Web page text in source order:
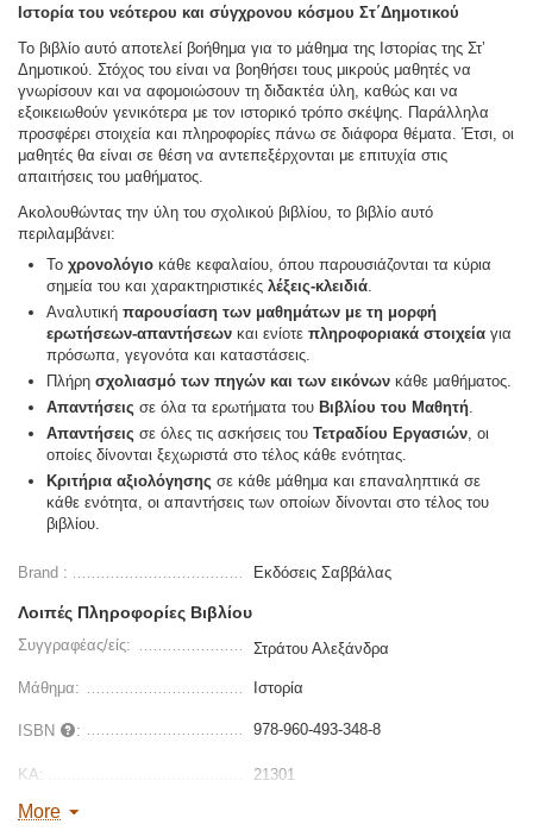
Ιστορία του νεότερου και σύγχρονου κόσμου Στ΄Δημοτικού
Το βιβλίο αυτό αποτελεί βοήθημα για το μάθημα της Ιστορίας της Στ’
Δημοτικού. Στόχος του είναι να βοηθήσει τους μικρούς μαθητές να
γνωρίσουν και να αφομοιώσουν τη διδακτέα ύλη, καθώς και να
εξοικειωθούν γενικότερα με τον ιστορικό τρόπο σκέψης. Παράλληλα
προσφέρει στοιχεία και πληροφορίες πάνω σε διάφορα θέματα. Έτσι, οι
μαθητές θα είναι σε θέση να αντεπεξέρχονται με επιτυχία στις
απαιτήσεις του μαθήματος.
Ακολουθώντας την ύλη του σχολικού βιβλίου, το βιβλίο αυτό
περιλαμβάνει:
Τοχρονολόγιο κάθε κεφαλαίου, όπου παρουσιάζονται τα κύρια
σημεία του και χαρακτηριστικέςλέξεις-κλειδιά.
Αναλυτικήπαρουσίαση των μαθημάτων με τη μορφή
ερωτήσεων-απαντήσεων και ενίοτεπληροφοριακά στοιχεία για
πρόσωπα, γεγονότα και καταστάσεις.
Πλήρησχολιασμό των πηγών και των εικόνων κάθε μαθήματος.
Απαντήσεις σε όλα τα ερωτήματα του Βιβλίου του Μαθητή.
Απαντήσεις σε όλες τις ασκήσεις τουΤετραδίου Εργασιών, οι
οποίες δίνονται ξεχωριστά στο τέλος κάθε ενότητας.
Κριτήρια αξιολόγησης σε κάθε μάθημα και επαναληπτικά σε
κάθε ενότητα, οι απαντήσεις των οποίων δίνονται στο τέλος του
βιβλίου.
Brand : Εκδόσεις Σαββάλας
Λοιπές Πληροφορίες Βιβλίου
Συγγραφέας/είς: Στράτου Αλεξάνδρα
Μάθημα: Ιστορία
ISBN : 978-960-493-348-8
ΚΑ: 21301
Διαστάσεις:
More